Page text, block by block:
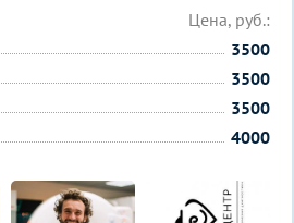
Цена, руб.:
3500
3500
3500
4000